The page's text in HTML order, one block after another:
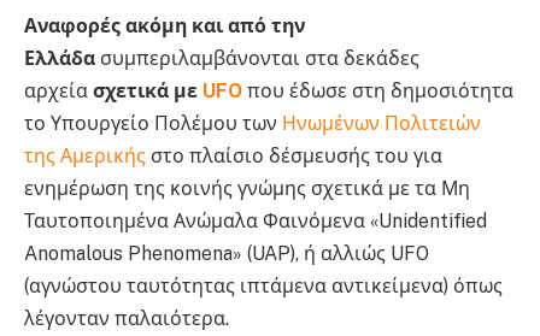
Αναφορές ακόμη και από την
Ελλάδα συμπεριλαμβάνονται στα δεκάδες
αρχεία σχετικά με UFO που έδωσε στη δημοσιότητα
το Υπουργείο Πολέμου των Ηνωμένων Πολιτειών
της Αμερικής στο πλαίσιο δέσμευσής του για
ενημέρωση της κοινής γνώμης σχετικά με τα Μη
Ταυτοποιημένα Ανώμαλα Φαινόμενα «Unidentified
Anomalous Phenomena» (UAP), ή αλλιώς UFO
(αγνώστου ταυτότητας ιπτάμενα αντικείμενα) όπως
λέγονταν παλαιότερα.